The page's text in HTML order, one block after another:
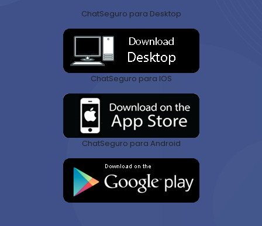
ChatSeguro para Desktop
ChatSeguro para IOS
ChatSeguro para Android